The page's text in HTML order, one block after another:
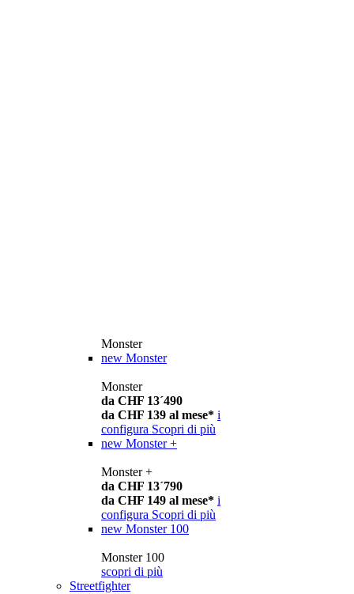
Monster
new Monster
Monster
da CHF 13´490
da CHF 139 al mese* i
configura Scopri di più
new Monster +
Monster +
da CHF 13´790
da CHF 149 al mese* i
configura Scopri di più
new Monster 100
Monster 100
scopri di più
Streetfighter